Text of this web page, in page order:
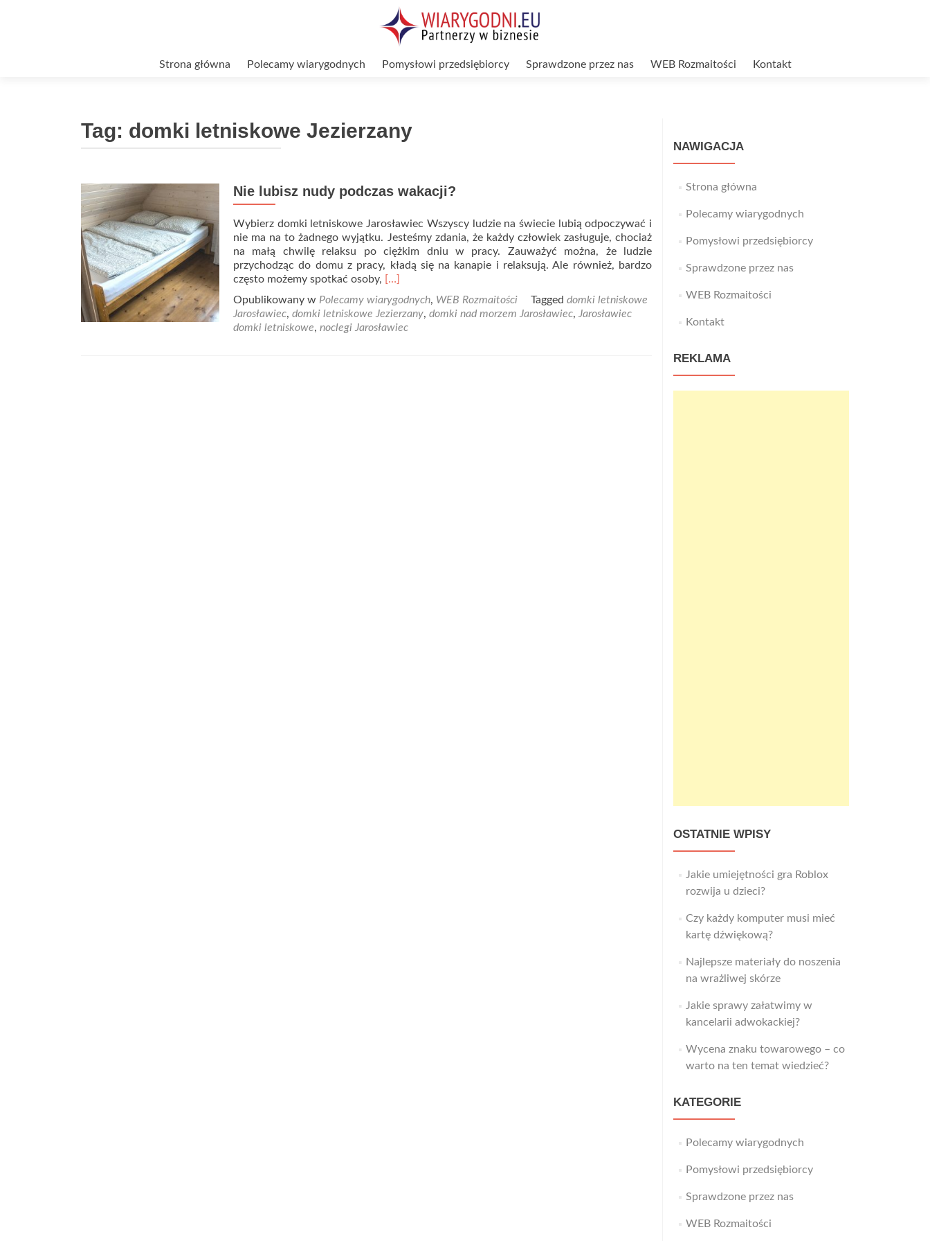
Strona główna Polecamy wiarygodnych Pomysłowi przedsiębiorcy Sprawdzone przez nas WEB Rozmaitości Kontakt
Tag: domki letniskowe Jezierzany
Nie lubisz nudy podczas wakacji?
Wybierz domki letniskowe Jarosławiec Wszyscy ludzie na świecie lubią odpoczywać i
nie ma na to żadnego wyjątku. Jesteśmy zdania, że każdy człowiek zasługuje, chociaż
na małą chwilę relaksu po ciężkim dniu w pracy. Zauważyć można, że ludzie
przychodząc do domu z pracy, kładą się na kanapie i relaksują. Ale również, bardzo
często możemy spotkać osoby, Read
about
Nie
lubisz
[…]
Opublikowany w Polecamy wiarygodnych, WEB Rozmaitości Tagged domki letniskowe
Jarosławiec, domki letniskowe Jezierzany, domki nad morzem Jarosławiec, Jarosławiec
domki letniskowe, noclegi Jarosławiec
NAWIGACJA
Strona główna
Polecamy wiarygodnych
Pomysłowi przedsiębiorcy
Sprawdzone przez nas
WEB Rozmaitości
Kontakt
REKLAMA
OSTATNIE WPISY
Jakie umiejętności gra Roblox
rozwija u dzieci?
Czy każdy komputer musi mieć
kartę dźwiękową?
Najlepsze materiały do noszenia
na wrażliwej skórze
Jakie sprawy załatwimy w
kancelarii adwokackiej?
Wycena znaku towarowego – co
warto na ten temat wiedzieć?
KATEGORIE
Polecamy wiarygodnych
Pomysłowi przedsiębiorcy
Sprawdzone przez nas
WEB Rozmaitości